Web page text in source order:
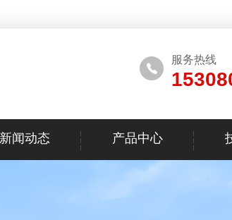
服务热线
新闻动态 产品中心